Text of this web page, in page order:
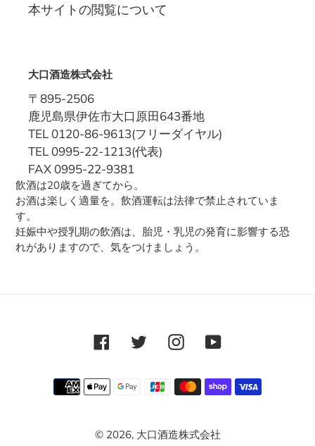
本サイトの閲覧について
大口酒造株式会社
〒895-2506
鹿児島県伊佐市大口原田643番地
TEL 0120-86-9613(フリーダイヤル)
TEL 0995-22-1213(代表)
FAX 0995-22-9381
飲酒は20歳を過ぎてから。
お酒は楽しく適量を。飲酒運転は法律で禁止されていま
す。
妊娠中や授乳期の飲酒は、胎児・乳児の発育に影響する恐
れがありますので、気をつけましょう。
FacebookTwitterInstagramYouTube
決
法
© 2026, 大口酒造株式会社